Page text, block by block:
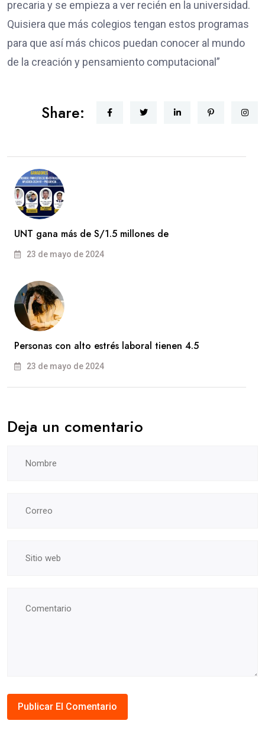
precaria y se empieza a ver recién en la universidad.
Quisiera que más colegios tengan estos programas
para que así más chicos puedan conocer al mundo
de la creación y pensamiento computacional”
Share:
UNT gana más de S/1.5 millones de
23 de mayo de 2024
Personas con alto estrés laboral tienen 4.5
23 de mayo de 2024
Deja un comentario